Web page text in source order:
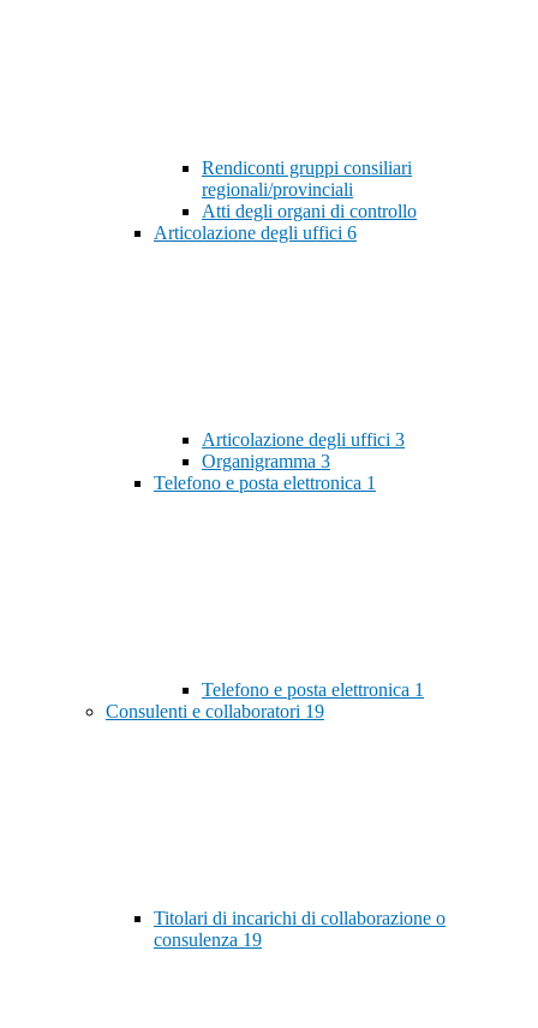
Rendiconti gruppi consiliari
regionali/provinciali
Atti degli organi di controllo
Articolazione degli uffici 6
Articolazione degli uffici 3
Organigramma 3
Telefono e posta elettronica 1
Telefono e posta elettronica 1
Consulenti e collaboratori 19
Titolari di incarichi di collaborazione o
consulenza 19